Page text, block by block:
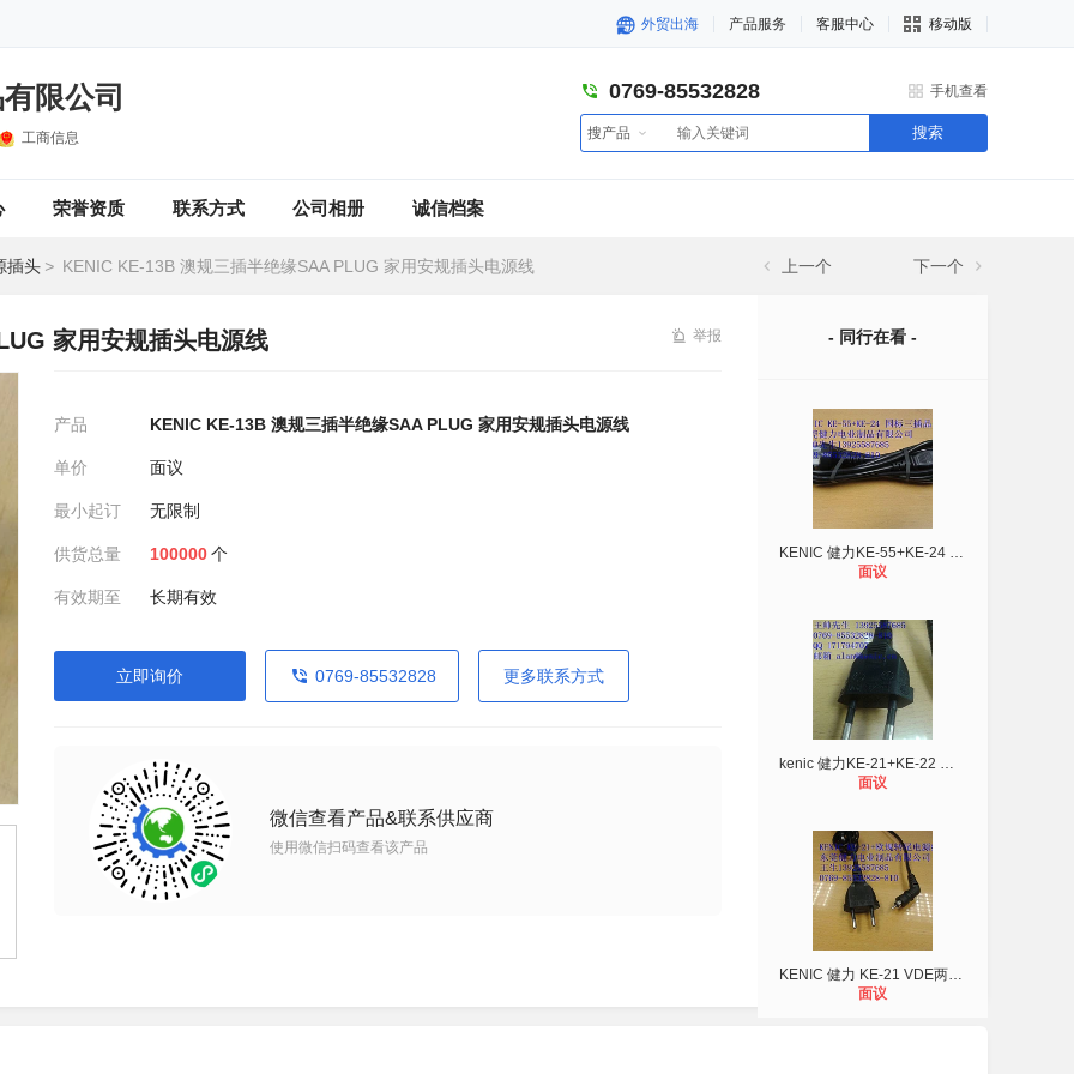
外贸出海 产品服务 客服中心 移动版
限公司
工商信息
0769-85532828 手机查看
搜产品 搜索
荣誉资质 联系方式 公司相册 诚信档案
插头 > KENIC KE-13B 澳规三插半绝缘SAA PLUG 家用安规插头电源线 上一个 下一个
家用安规插头电源线 举报
产品 KENIC KE-13B 澳规三插半绝缘SAA PLUG 家用安规插头电源线
单价 面议
最小起订 无限制
供货总量 100000个
有效期至 长期有效
立即询价 0769-85532828 更多联系方式
微信查看产品&联系供应商
使用微信扫码查看该产品
- 同行在看 -
KENIC 健力KE-55+KE-24 CCC国标三插
面议
kenic 健力KE-21+KE-22 欧规八字尾电
面议
KENIC 健力 KE-21 VDE两插加转尾 用
面议